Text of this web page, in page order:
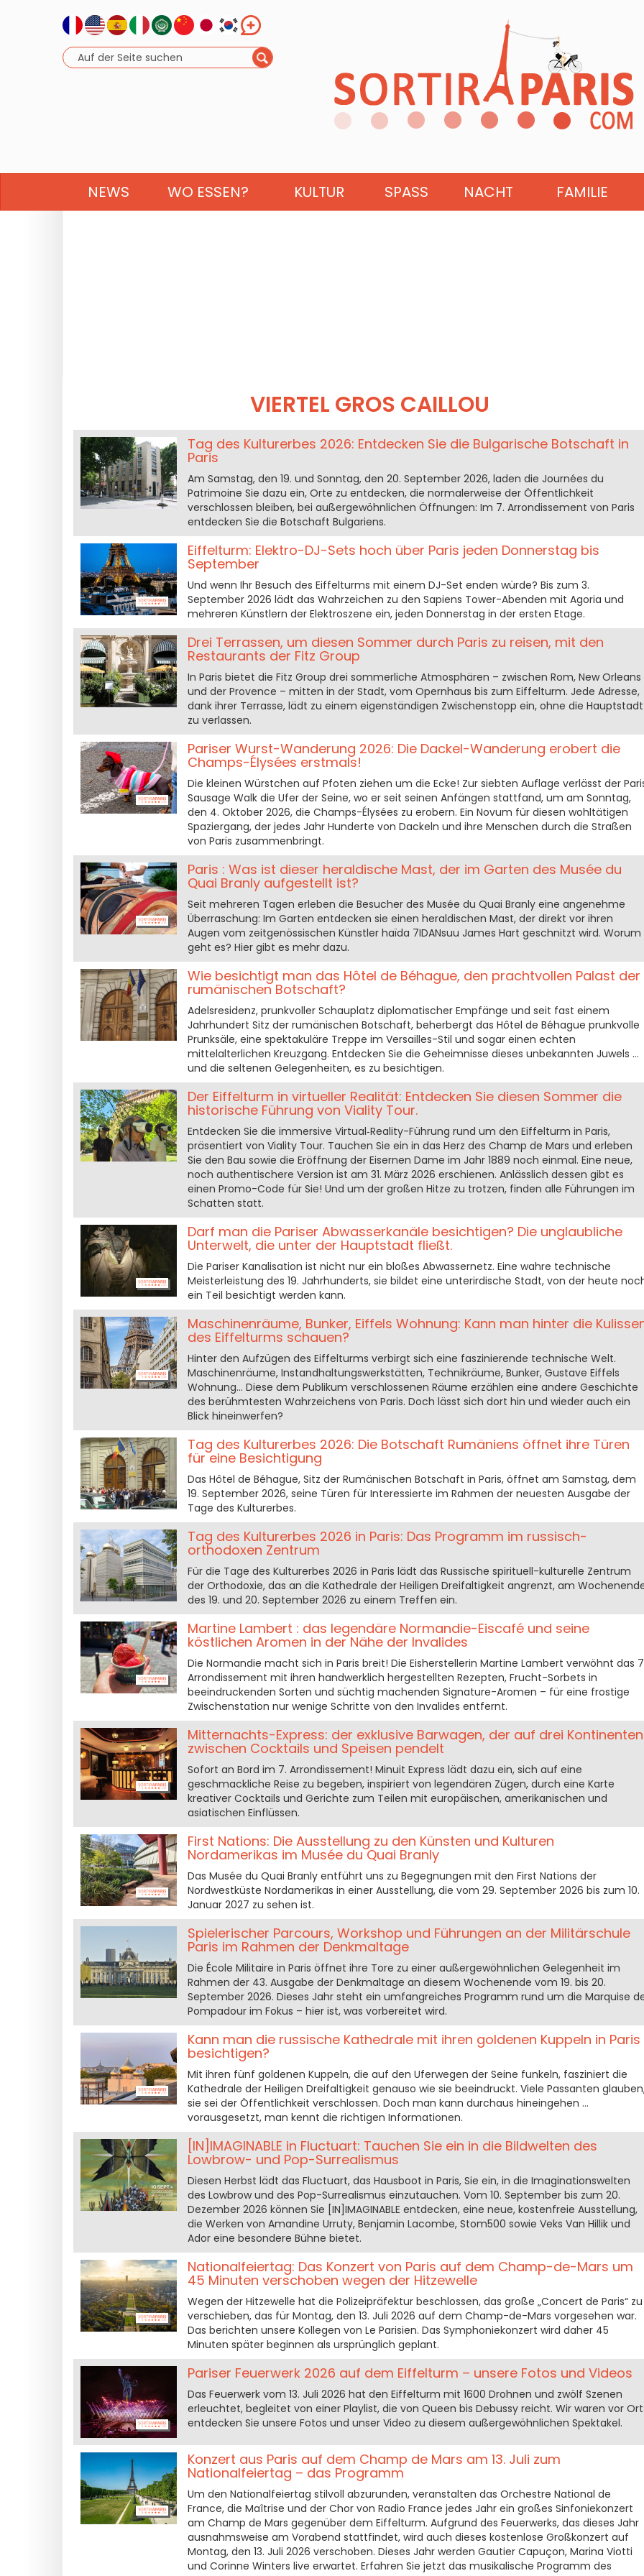
NEWS WO ESSEN? KULTUR SPASS NACHT FAMILIE
VIERTEL GROS CAILLOU
Tag des Kulturerbes 2026: Entdecken Sie die Bulgarische Botschaft in
Paris
Am Samstag, den 19. und Sonntag, den 20. September 2026, laden die Journées du
Patrimoine Sie dazu ein, Orte zu entdecken, die normalerweise der Öffentlichkeit
verschlossen bleiben, bei außergewöhnlichen Öffnungen: Im 7. Arrondissement von Paris
entdecken Sie die Botschaft Bulgariens.
Eiffelturm: Elektro-DJ-Sets hoch über Paris jeden Donnerstag bis
September
Und wenn Ihr Besuch des Eiffelturms mit einem DJ-Set enden würde? Bis zum 3.
September 2026 lädt das Wahrzeichen zu den Sapiens Tower-Abenden mit Agoria und
mehreren Künstlern der Elektroszene ein, jeden Donnerstag in der ersten Etage.
Drei Terrassen, um diesen Sommer durch Paris zu reisen, mit den
Restaurants der Fitz Group
In Paris bietet die Fitz Group drei sommerliche Atmosphären – zwischen Rom, New Orleans
und der Provence – mitten in der Stadt, vom Opernhaus bis zum Eiffelturm. Jede Adresse,
dank ihrer Terrasse, lädt zu einem eigenständigen Zwischenstopp ein, ohne die Hauptstadt
zu verlassen.
Pariser Wurst-Wanderung 2026: Die Dackel-Wanderung erobert die
Champs-Élysées erstmals!
Die kleinen Würstchen auf Pfoten ziehen um die Ecke! Zur siebten Auflage verlässt der
Sausage Walk die Ufer der Seine, wo er seit seinen Anfängen stattfand, um am Sonntag,
den 4. Oktober 2026, die Champs-Élysées zu erobern. Ein Novum für diesen wohltätigen
Spaziergang, der jedes Jahr Hunderte von Dackeln und ihre Menschen durch die Straßen
von Paris zusammenbringt.
Paris : Was ist dieser heraldische Mast, der im Garten des Musée du
Quai Branly aufgestellt ist?
Seit mehreren Tagen erleben die Besucher des Musée du Quai Branly eine angenehme
Überraschung: Im Garten entdecken sie einen heraldischen Mast, der direkt vor ihren
Augen vom zeitgenössischen Künstler haïda 7IDANsuu James Hart geschnitzt wird. Worum
geht es? Hier gibt es mehr dazu.
Wie besichtigt man das Hôtel de Béhague, den prachtvollen Palast der
rumänischen Botschaft?
Adelsresidenz, prunkvoller Schauplatz diplomatischer Empfänge und seit fast einem
Jahrhundert Sitz der rumänischen Botschaft, beherbergt das Hôtel de Béhague prunkvolle
Prunksäle, eine spektakuläre Treppe im Versailles-Stil und sogar einen echten
mittelalterlichen Kreuzgang. Entdecken Sie die Geheimnisse dieses unbekannten Juwels …
und die seltenen Gelegenheiten, es zu besichtigen.
Der Eiffelturm in virtueller Realität: Entdecken Sie diesen Sommer die
historische Führung von Viality Tour.
Entdecken Sie die immersive Virtual‑Reality-Führung rund um den Eiffelturm in Paris,
präsentiert von Viality Tour. Tauchen Sie ein in das Herz des Champ de Mars und erleben
Sie den Bau sowie die Eröffnung der Eisernen Dame im Jahr 1889 noch einmal. Eine neue,
noch authentischere Version ist am 31. März 2026 erschienen. Anlässlich dessen gibt es
einen Promo-Code für Sie! Und um der großen Hitze zu trotzen, finden alle Führungen im
Schatten statt.
Darf man die Pariser Abwasserkanäle besichtigen? Die unglaubliche
Unterwelt, die unter der Hauptstadt fließt.
Die Pariser Kanalisation ist nicht nur ein bloßes Abwassernetz. Eine wahre technische
Meisterleistung des 19. Jahrhunderts, sie bildet eine unterirdische Stadt, von der heute
ein Teil besichtigt werden kann.
Maschinenräume, Bunker, Eiffels Wohnung: Kann man hinter die
des Eiffelturms schauen?
Hinter den Aufzügen des Eiffelturms verbirgt sich eine faszinierende technische Welt.
Maschinenräume, Instandhaltungswerkstätten, Technikräume, Bunker, Gustave Eiffels
Wohnung... Diese dem Publikum verschlossenen Räume erzählen eine andere Geschichte
des berühmtesten Wahrzeichens von Paris. Doch lässt sich dort hin und wieder auch ein
Blick hineinwerfen?
Tag des Kulturerbes 2026: Die Botschaft Rumäniens öffnet ihre Türen
für eine Besichtigung
Das Hôtel de Béhague, Sitz der Rumänischen Botschaft in Paris, öffnet am Samstag, dem
19. September 2026, seine Türen für Interessierte im Rahmen der neuesten Ausgabe der
Tage des Kulturerbes.
Tag des Kulturerbes 2026 in Paris: Das Programm im russisch-
orthodoxen Zentrum
Für die Tage des Kulturerbes 2026 in Paris lädt das Russische spirituell-kulturelle Zentrum
der Orthodoxie, das an die Kathedrale der Heiligen Dreifaltigkeit angrenzt, am
des 19. und 20. September 2026 zu einem Treffen ein.
Martine Lambert : das legendäre Normandie-Eiscafé und seine
köstlichen Aromen in der Nähe der Invalides
Die Normandie macht sich in Paris breit! Die Eisherstellerin Martine Lambert verwöhnt das
Arrondissement mit ihren handwerklich hergestellten Rezepten, Frucht-Sorbets in
beeindruckenden Sorten und süchtig machenden Signature-Aromen – für eine frostige
Zwischenstation nur wenige Schritte von den Invalides entfernt.
Mitternachts-Express: der exklusive Barwagen, der auf drei Kontinenten
zwischen Cocktails und Speisen pendelt
Sofort an Bord im 7. Arrondissement! Minuit Express lädt dazu ein, sich auf eine
geschmackliche Reise zu begeben, inspiriert von legendären Zügen, durch eine Karte
kreativer Cocktails und Gerichte zum Teilen mit europäischen, amerikanischen und
asiatischen Einflüssen.
First Nations: Die Ausstellung zu den Künsten und Kulturen
Nordamerikas im Musée du Quai Branly
Das Musée du Quai Branly entführt uns zu Begegnungen mit den First Nations der
Nordwestküste Nordamerikas in einer Ausstellung, die vom 29. September 2026 bis zum 10.
Januar 2027 zu sehen ist.
Spielerischer Parcours, Workshop und Führungen an der Militärschule
Paris im Rahmen der Denkmaltage
Die École Militaire in Paris öffnet ihre Tore zu einer außergewöhnlichen Gelegenheit im
Rahmen der 43. Ausgabe der Denkmaltage an diesem Wochenende vom 19. bis 20.
September 2026. Dieses Jahr steht ein umfangreiches Programm rund um die Marquise
Pompadour im Fokus – hier ist, was vorbereitet wird.
Kann man die russische Kathedrale mit ihren goldenen Kuppeln in Paris
besichtigen?
Mit ihren fünf goldenen Kuppeln, die auf den Uferwegen der Seine funkeln, fasziniert die
Kathedrale der Heiligen Dreifaltigkeit genauso wie sie beeindruckt. Viele Passanten
sie sei der Öffentlichkeit verschlossen. Doch man kann durchaus hineingehen …
vorausgesetzt, man kennt die richtigen Informationen.
[IN]IMAGINABLE in Fluctuart: Tauchen Sie ein in die Bildwelten des
Lowbrow- und Pop-Surrealismus
Diesen Herbst lädt das Fluctuart, das Hausboot in Paris, Sie ein, in die Imaginationswelten
des Lowbrow und des Pop-Surrealismus einzutauchen. Vom 10. September bis zum 20.
Dezember 2026 können Sie [IN]IMAGINABLE entdecken, eine neue, kostenfreie Ausstellung,
die Werken von Amandine Urruty, Benjamin Lacombe, Stom500 sowie Veks Van Hillik und
Ador eine besondere Bühne bietet.
Nationalfeiertag: Das Konzert von Paris auf dem Champ-de-Mars um
45 Minuten verschoben wegen der Hitzewelle
Wegen der Hitzewelle hat die Polizeipräfektur beschlossen, das große „Concert de Paris“ zu
verschieben, das für Montag, den 13. Juli 2026 auf dem Champ-de-Mars vorgesehen war.
Das berichten unsere Kollegen von Le Parisien. Das Symphoniekonzert wird daher 45
Minuten später beginnen als ursprünglich geplant.
Pariser Feuerwerk 2026 auf dem Eiffelturm – unsere Fotos und Videos
Das Feuerwerk vom 13. Juli 2026 hat den Eiffelturm mit 1600 Drohnen und zwölf Szenen
erleuchtet, begleitet von einer Playlist, die von Queen bis Debussy reicht. Wir waren vor
entdecken Sie unsere Fotos und unser Video zu diesem außergewöhnlichen Spektakel.
Konzert aus Paris auf dem Champ de Mars am 13. Juli zum
Nationalfeiertag – das Programm
Um den Nationalfeiertag stilvoll abzurunden, veranstalten das Orchestre National de
France, die Maîtrise und der Chor von Radio France jedes Jahr ein großes Sinfoniekonzert
am Champ de Mars gegenüber dem Eiffelturm. Aufgrund des Feuerwerks, das dieses Jahr
ausnahmsweise am Vorabend stattfindet, wird auch dieses kostenlose Großkonzert auf
Montag, den 13. Juli 2026 verschoben. Dieses Jahr werden Gautier Capuçon, Marina Viotti
und Corinne Winters live erwartet. Erfahren Sie jetzt das musikalische Programm des